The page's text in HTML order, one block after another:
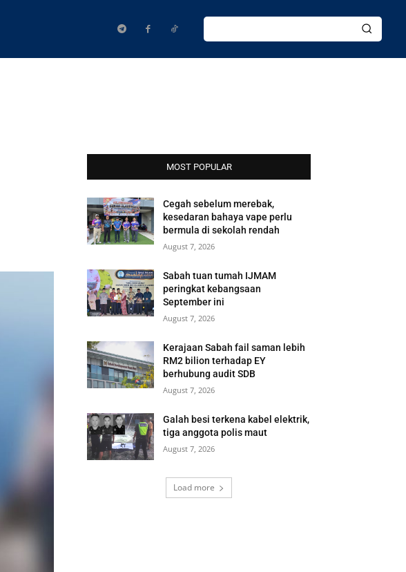
MOST POPULAR
Cegah sebelum merebak,
kesedaran bahaya vape perlu
bermula di sekolah rendah
August 7, 2026
Sabah tuan tumah IJMAM
peringkat kebangsaan
September ini
August 7, 2026
Kerajaan Sabah fail saman lebih
RM2 bilion terhadap EY
berhubung audit SDB
August 7, 2026
Galah besi terkena kabel elektrik,
tiga anggota polis maut
August 7, 2026
Load more